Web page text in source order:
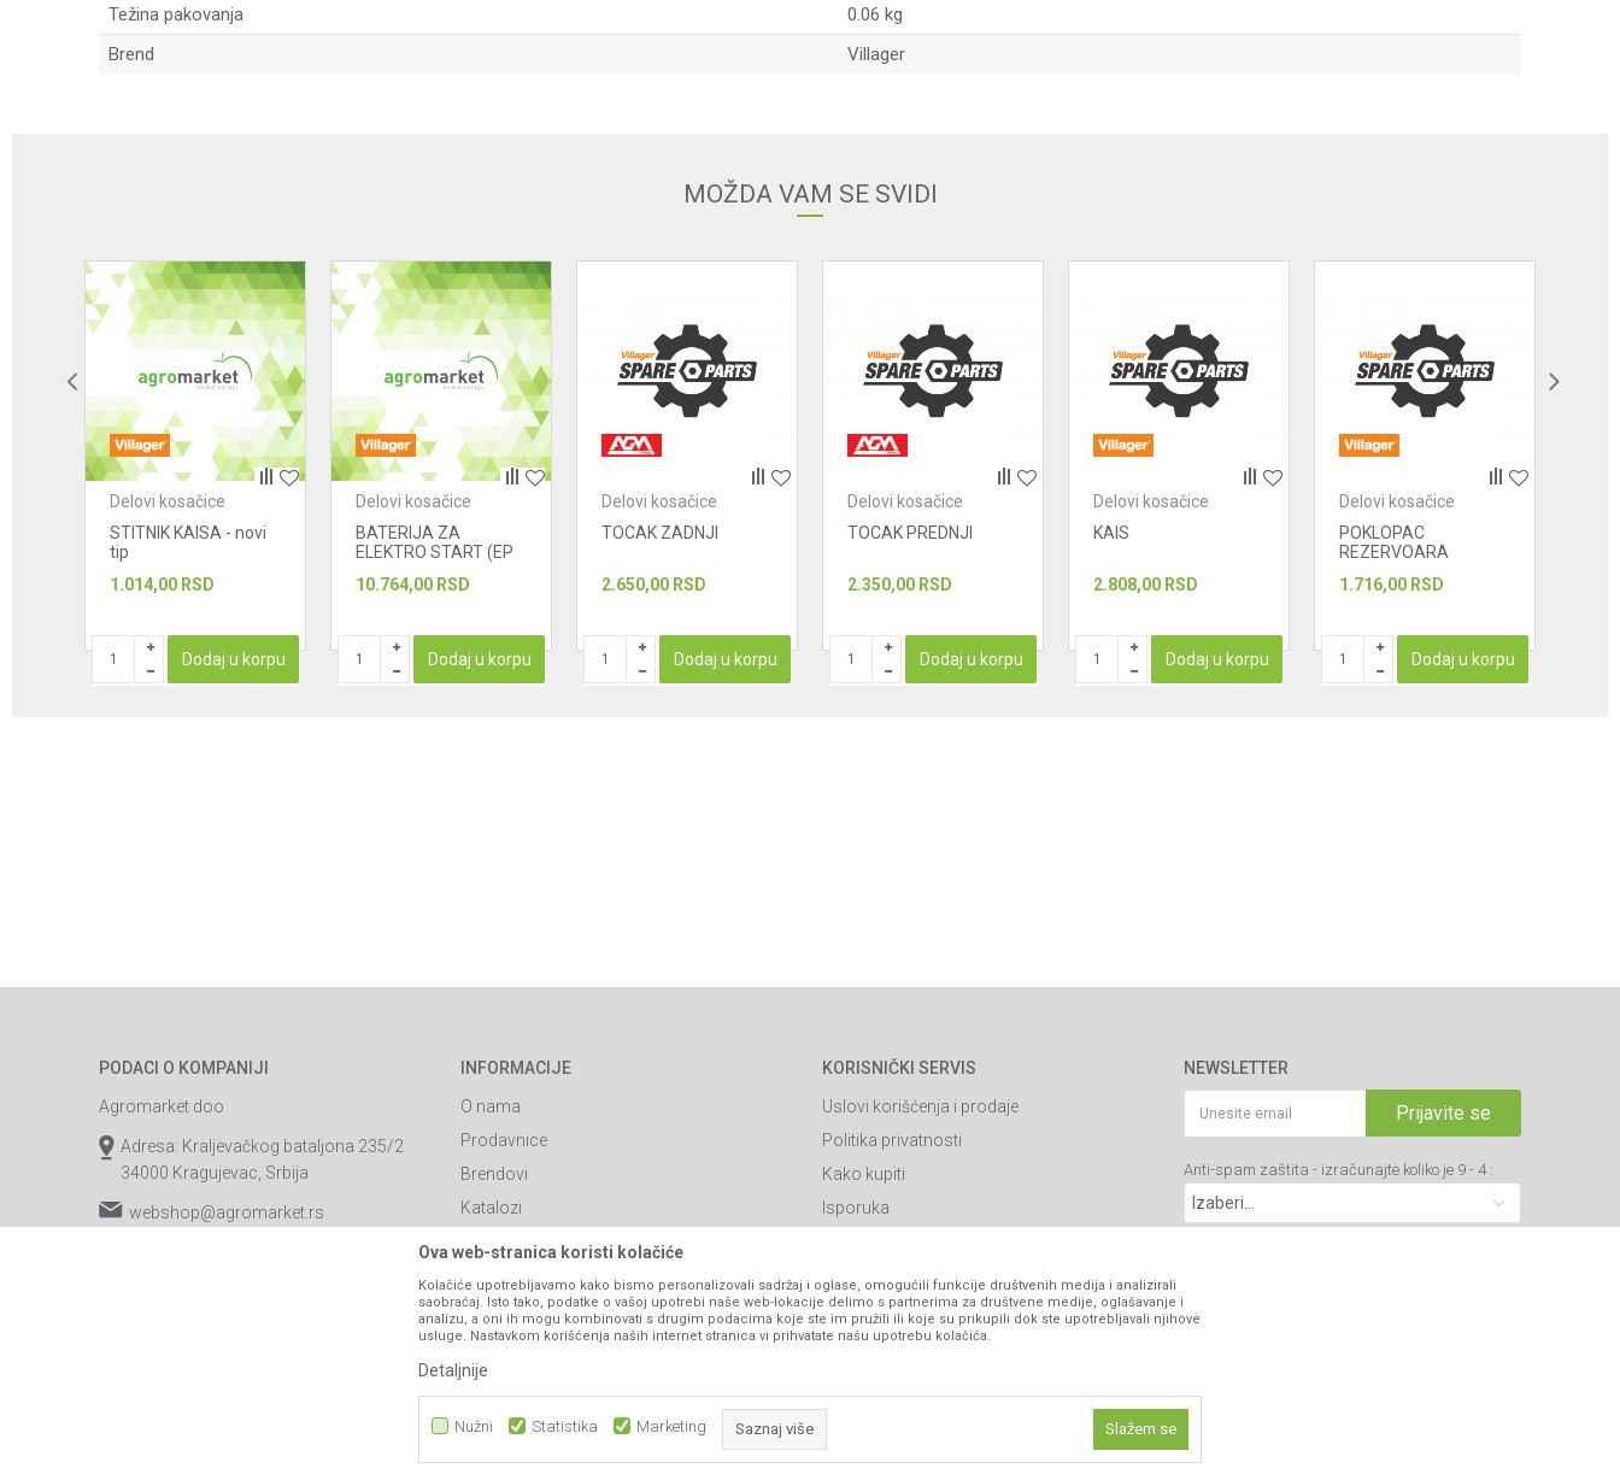
Težina pakovanja
0.06 kg
Brend
Villager
POŠALJI
MOŽDA VAM SE SVIDI
Delovi kosačice
STITNIK KAISA - novi
tip
1.014,00 RSD
Dodaj u korpu
Delovi kosačice
BATERIJA ZA
ELEKTRO START (EP
10.764,00 RSD
Dodaj u korpu
Delovi kosačice
TOCAK ZADNJI
2.650,00 RSD
Dodaj u korpu
Delovi kosačice
TOCAK PREDNJI
2.350,00 RSD
Dodaj u korpu
Delovi kosačice
KAIS
2.808,00 RSD
Dodaj u korpu
Delovi kosačice
POKLOPAC
REZERVOARA
1.716,00 RSD
Dodaj u korpu
PODACI O KOMPANIJI
Agromarket doo
Adresa: Kraljevačkog bataljona 235/2
34000 Kragujevac, Srbija
webshop@agromarket.rs
INFORMACIJE
O nama
Prodavnice
Brendovi
Katalozi
Saradnja
Blog
Najčešća pitanja
Kontakt
B2B Portal
KORISNIČKI SERVIS
Uslovi korišćenja i prodaje
Politika privatnosti
Kako kupiti
Isporuka
Načini plaćanja
Plaćanje karticama
Web kredit Raiffeisen banke
Reklamacije
NEWSLETTER
Prijavite se
Anti-spam zaštita - izračunajte koliko je 9 - 4 :
PRATITE NAS
Ova web-stranica koristi kolačiće
Kolačiće upotrebljavamo kako bismo personalizovali sadržaj i oglase, omogućili funkcije društvenih medija i analizirali
saobraćaj. Isto tako, podatke o vašoj upotrebi naše web-lokacije delimo s partnerima za društvene medije, oglašavanje i
analizu, a oni ih mogu kombinovati s drugim podacima koje ste im pružili ili koje su prikupili dok ste upotrebljavali njihove
usluge. Nastavkom korišćenja naših internet stranica vi prihvatate našu upotrebu kolačića.
Detaljnije
Nužni Statistika Marketing Saznaj više Slažem se